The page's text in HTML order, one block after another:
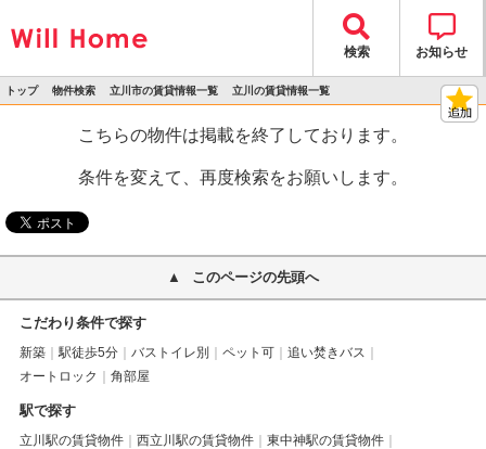
検索 お知らせ
トップ 物件検索 立川市の賃貸情報一覧 立川の賃貸情報一覧
こちらの物件は掲載を終了しております。
条件を変えて、再度検索をお願いします。
このページの先頭へ
こだわり条件で探す
新築 駅徒歩5分 バストイレ別 ペット可
追い焚きバス
オートロック
角部屋
駅で探す
立川駅の賃貸物件 西立川駅の賃貸物件
東中神駅の賃貸物件